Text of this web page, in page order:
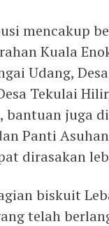
mencakup
Kuala
Udang,
Tekulai
bantuan juga
Panti
dirasakan
biskuit
telah